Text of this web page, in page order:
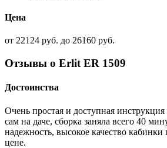
Цена
от 22124 руб. до 26160 руб.
Отзывы о Erlit ER 1509
Достоинства
Очень простая и доступная
сам на даче, сборка заняла всего 40
надежность, высокое качество кабинки
цене.